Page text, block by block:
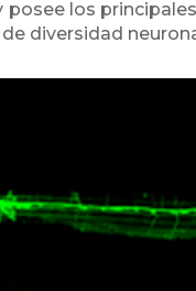
los
diversidad